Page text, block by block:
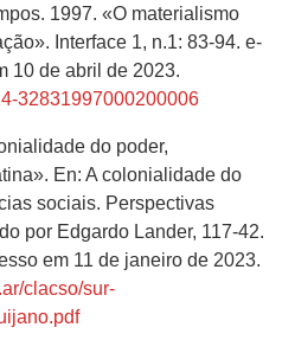
1997. «O materialismo
Interface 1, n.1: 83-94. e-
10 de abril de 2023.
32831997000200006
do poder,
En: A colonialidade do
sociais. Perspectivas
por Edgardo Lander, 117-42.
em 11 de janeiro de 2023.
clacso/sur-